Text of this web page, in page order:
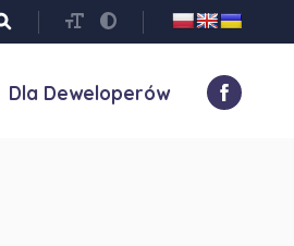
Dla Deweloperów